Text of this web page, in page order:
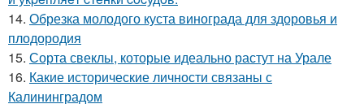
14. Обрезка молодого куста винограда для здоровья и
плодородия
15. Сорта свеклы, которые идеально растут на Урале
16. Какие исторические личности связаны с
Калининградом